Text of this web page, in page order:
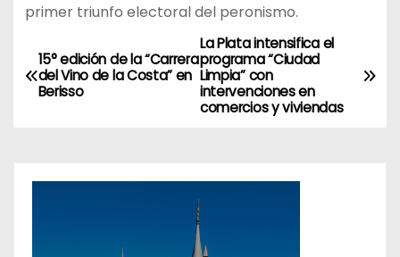
primer triunfo electoral del peronismo.
N
a
La Plata intensifica el
programa “Ciudad
Limpia” con
intervenciones en
comercios y viviendas
15° edición de la “Carrera
del Vino de la Costa” en
Berisso